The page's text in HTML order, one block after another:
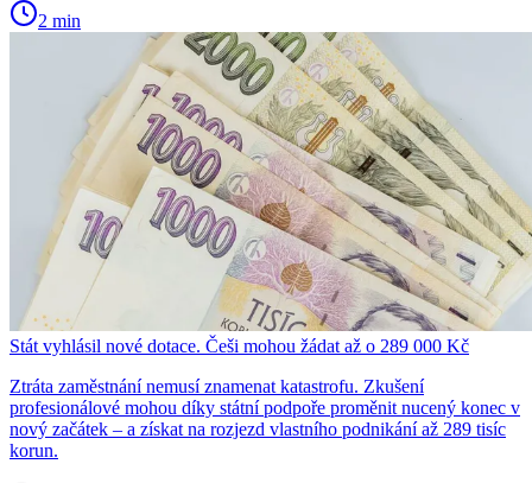
2 min
Stát vyhlásil nové dotace. Češi mohou žádat až o 289 000 Kč
Ztráta zaměstnání nemusí znamenat katastrofu. Zkušení
profesionálové mohou díky státní podpoře proměnit nucený konec v
nový začátek – a získat na rozjezd vlastního podnikání až 289 tisíc
korun.